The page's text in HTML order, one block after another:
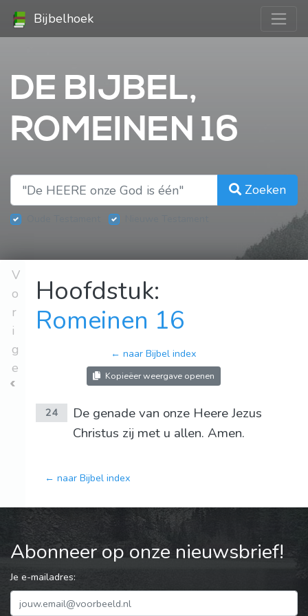
Bijbelhoek
DE BIJBEL,
ROMEINEN 16
Zoeken
V
o
r
i
g
e
Hoofdstuk:
Romeinen 16
← naar Bijbel index
Kopieëer weergave openen
24
De genade van onze Heere Jezus
Christus zij met u allen. Amen.
← naar Bijbel index
Abonneer op onze nieuwsbrief!
Je e-mailadres: